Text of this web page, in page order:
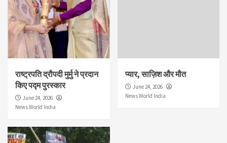
राष्ट्रपति द्रौपदी मुर्मु ने प्रदान
किए पद्म पुरस्कार
June 24, 2026
News World India
प्यार, साज़िश और मौत
June 24, 2026
News World India